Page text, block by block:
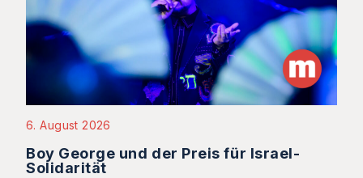
6. August 2026
Boy George und der Preis für Israel-
Solidarität